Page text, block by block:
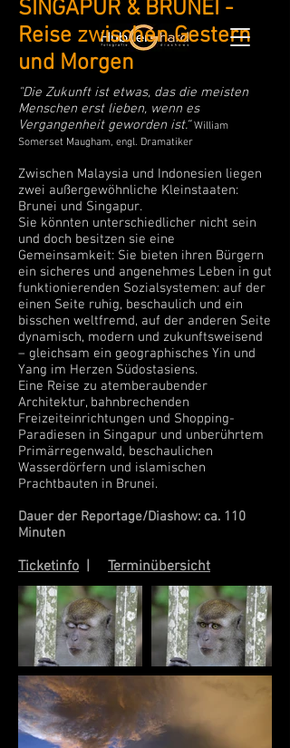
SINGAPUR & BRUNEI -
Reise zwischen Gestern
und Morgen
"Die Zukunft ist etwas, das die meisten
Menschen erst lieben, wenn es
Vergangenheit geworden ist.“William
Somerset Maugham, engl. Dramatiker
Zwischen Malaysia und Indonesien liegen
zwei außergewöhnliche Kleinstaaten:
Brunei und Singapur.
Sie könnten unterschiedlicher nicht sein
und doch besitzen sie eine
Gemeinsamkeit: Sie bieten ihren Bürgern
ein sicheres und angenehmes Leben in gut
funktionierenden Sozialsystemen: auf der
einen Seite ruhig, beschaulich und ein
bisschen weltfremd, auf der anderen Seite
dynamisch, modern und zukunftsweisend
– gleichsam ein geographisches Yin und
Yang im Herzen Südostasiens.
Eine Reise zu atemberaubender
Architektur, bahnbrechenden
Freizeiteinrichtungen und Shopping-
Paradiesen in Singapur und unberührtem
Primärregenwald, beschaulichen
Wasserdörfern und islamischen
Prachtbauten in Brunei.
Dauer der Reportage/Diashow: ca. 110
Minuten
Ticketinfo | Terminübersicht